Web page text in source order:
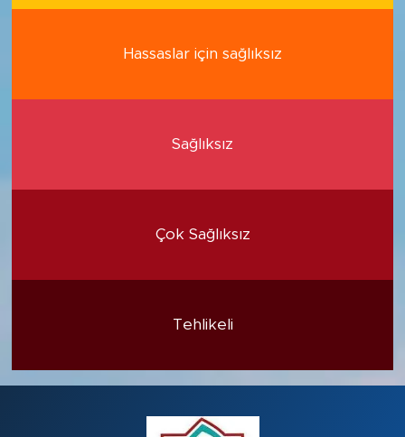
Hassaslar için sağlıksız
Sağlıksız
Çok Sağlıksız
Tehlikeli